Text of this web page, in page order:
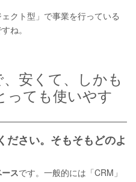
クト型」で事業を行っている
ね。
安くて、しかも
っても使いやす
ださい。そもそもどのよ
スです。一般的には「CRM」